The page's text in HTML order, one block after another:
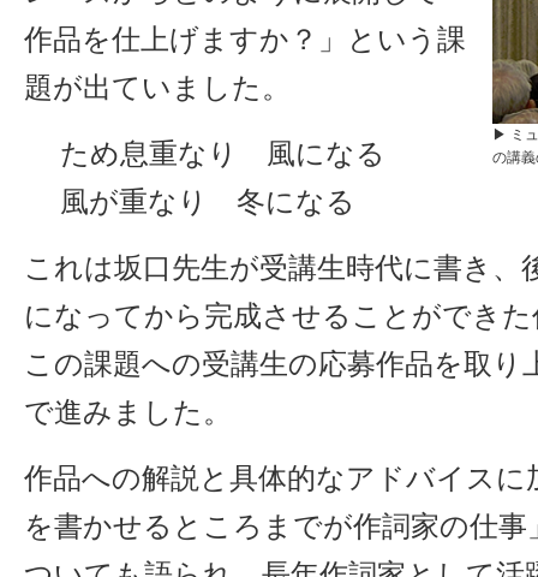
▶ ミ
の講
作品を仕上げますか？」という課
題が出ていました。
ため息重なり 風になる
風が重なり 冬になる
これは坂口先生が受講生時代に書き、
になってから完成させることができ
この課題への受講生の応募作品を取り
で進みました。
作品への解説と具体的なアドバイスに
を書かせるところまでが作詞家の仕